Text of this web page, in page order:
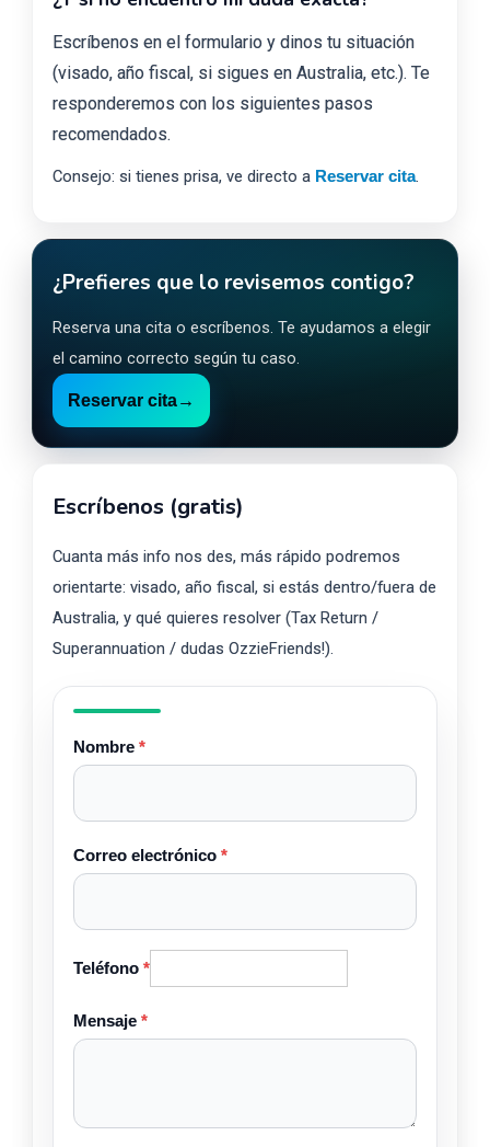
Escríbenos en el formulario y dinos tu situación
(visado, año fiscal, si sigues en Australia, etc.). Te
responderemos con los siguientes pasos
recomendados.
Consejo: si tienes prisa, ve directo a Reservar cita.
¿Prefieres que lo revisemos contigo?
Reserva una cita o escríbenos. Te ayudamos a elegir
el camino correcto según tu caso.
Reservar cita→
Escríbenos (gratis)
Cuanta más info nos des, más rápido podremos
orientarte: visado, año fiscal, si estás dentro/fuera de
Australia, y qué quieres resolver (Tax Return /
Superannuation / dudas OzzieFriends!).
Nombre *
Correo electrónico *
Teléfono *
Mensaje *